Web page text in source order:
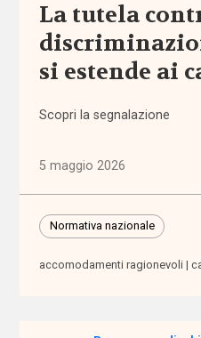
aborto
accertamento
certificazione
accessibilità
accesso
La tutela
si estende ai
Scopri la segnalazione
5 maggio 2026
Normativa nazionale
accomodamenti ragionevoli